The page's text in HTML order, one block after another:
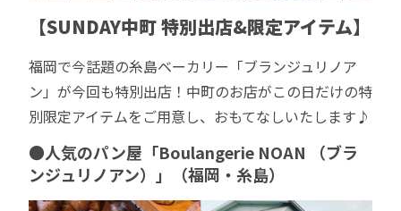
【SUNDAY中町 特別出店&限定アイテム】
福岡で今話題の糸島ベーカリー「ブランジュリノア
ン」が今回も特別出店！中町のお店がこの日だけの特
別限定アイテムをご用意し、おもてなしいたします♪
●人気のパン屋「Boulangerie NOAN （ブラ
ンジュリノアン）」（福岡・糸島）